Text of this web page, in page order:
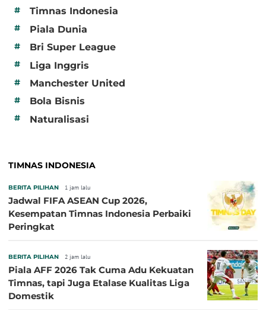
#
Timnas Indonesia
# Piala Dunia
# Bri Super League
# Liga Inggris
# Manchester United
# Bola Bisnis
# Naturalisasi
TIMNAS INDONESIA
BERITA PILIHAN 1 jam lalu
Jadwal FIFA ASEAN Cup 2026,
Kesempatan Timnas Indonesia Perbaiki
Peringkat
BERITA PILIHAN 2 jam lalu
Piala AFF 2026 Tak Cuma Adu Kekuatan
Timnas, tapi Juga Etalase Kualitas Liga
Domestik